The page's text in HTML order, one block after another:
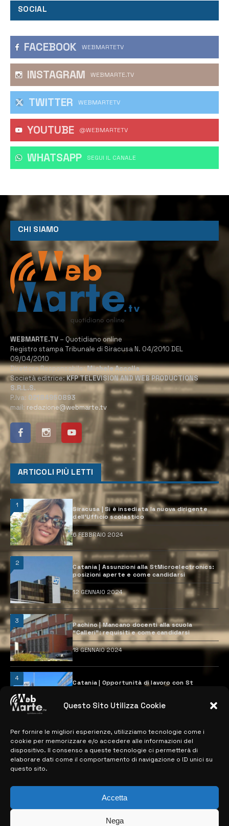
Questo Sito Utilizza Cookie
Per fornire le migliori esperienze, utilizziamo tecnologie come i
cookie per memorizzare e/o accedere alle informazioni del
dispositivo. Il consenso a queste tecnologie ci permetterà di
elaborare dati come il comportamento di navigazione o ID unici su
questo sito.
Accetta
Nega
SOCIAL
FACEBOOK WEBMARTETV
INSTAGRAM WEBMARTE.TV
TWITTER WEBMARTETV
YOUTUBE @WEBMARTETV
WHATSAPP ‎SEGUI IL CANALE
CHI SIAMO
WEBMARTE.TV – Quotidiano online
Registro stampa Tribunale di Siracusa N. 04/2010 DEL
09/04/2010
Direttore Responsabile:Michele Accolla
Società editrice:KFP TELEVISION AND WEB PRODUCTIONS
S.R.L.S.
P.Iva: 02184950893
mail: redazione@webmarte.tv
ARTICOLI PIÙ LETTI
1
Siracusa | Si è insediata la nuova dirigente
dell’Ufficio scolastico
6 FEBBRAIO 2024
2
Catania | Assunzioni alla StMicroelectronics:
posizioni aperte e come candidarsi
12 GENNAIO 2024
3
Pachino | Mancano docenti alla scuola
“Calleri”: requisiti e come candidarsi
18 GENNAIO 2024
4
Catania | Opportunità di lavoro con St
28 MARZO 2024
MAPPA DEL SITO
> NOTIZIE
> CONTATTI